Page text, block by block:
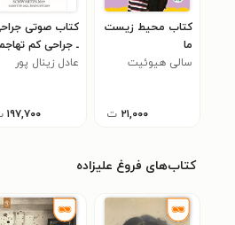
کتاب محیط زیست
ما
سالی هیوئیت
۲۱,۰۰۰ ت
کتاب صوتی
ـ جراحی کم
عادل زینال پور
۱۹۷,۷۰۰
کتاب‌های فروغ علیزاده